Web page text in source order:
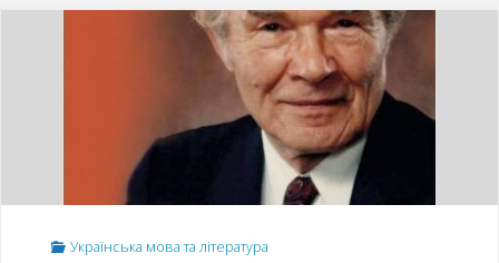
конкурсу
з
української
мови
Українська мова та література